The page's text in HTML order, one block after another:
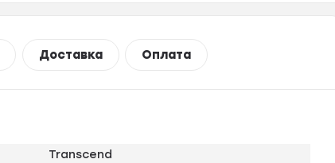
Доставка Оплата
Transcend